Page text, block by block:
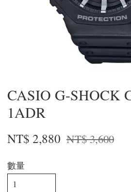
CASIO G-SHOCK
1ADR
NT$ 2,880 NT$ 3,600
數量